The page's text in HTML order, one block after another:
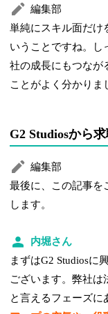
編集部
単純にスキル面だけ
いうことですね。し
社の成長にもつなが
ことがよく分かりま
G2 Studiosから
編集部
最後に、この記事を
します。
内堀さん
まずはG2 Studiosに
ございます。弊社は
と言えるフェーズに